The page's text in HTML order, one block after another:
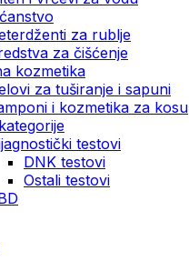
za rublje
za čišćenje
kozmetika
za tuširanje i sapuni
i kozmetika za kosu
testovi
DNK testovi
Ostali testovi